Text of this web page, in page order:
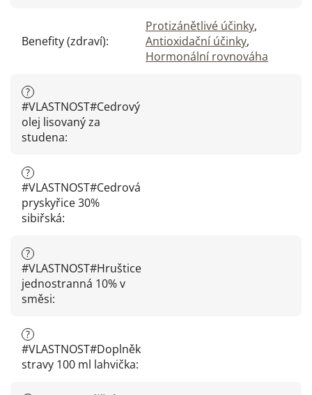
Benefity (zdraví):
Protizánětlivé účinky,
Antioxidační účinky,
Hormonální rovnováha
?
#VLASTNOST#Cedrový
olej lisovaný za
studena:
?
#VLASTNOST#Cedrová
pryskyřice 30%
sibiřská:
?
#VLASTNOST#Hruštice
jednostranná 10% v
směsi:
?
#VLASTNOST#Doplněk
stravy 100 ml lahvička: